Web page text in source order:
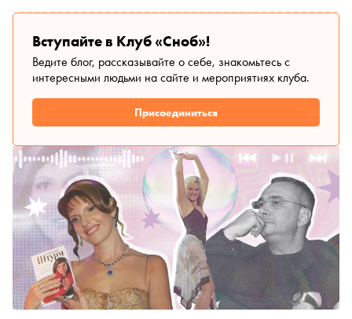
рекламного рынка рассуждают, почему «смыслы»
становятся важнее скидок, как гиперлокальность
формирует новые подходы в креативе и чем вдохновляет
современную индустрию эстетика России — от былин до
Вступайте в Клуб «Сноб»!
Ведите блог, рассказывайте о себе, знакомьтесь с
интересными людьми на сайте и мероприятиях клуба.
Присоединиться